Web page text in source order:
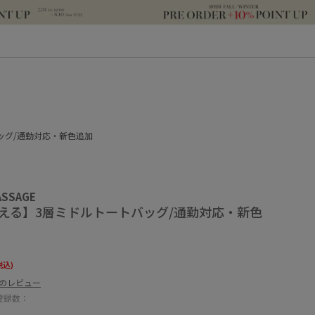
グ/通勤対応・新色追加
える】3層ミドルトートバッグ/通勤対応・新色
込)
レビュー
数：